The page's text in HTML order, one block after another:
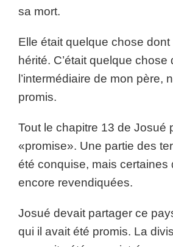
sa mort.
Elle était quelque chose
hérité. C’était quelque chose
l’intermédiaire de mon père,
promis.
Tout le chapitre 13 de Josué
«promise». Une partie des
été conquise, mais certaines
encore revendiquées.
Josué devait partager ce
qui il avait été promis. La